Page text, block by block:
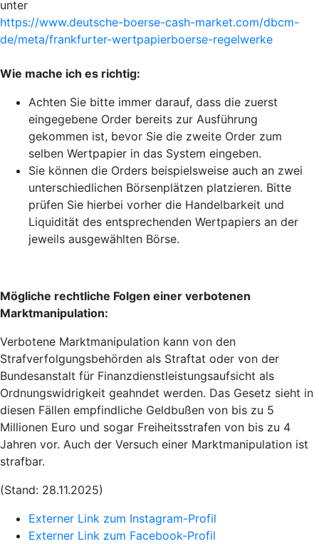
unter
https://www.deutsche-boerse-cash-market.com/dbcm-
de/meta/frankfurter-wertpapierboerse-regelwerke
Wie mache ich es richtig:
Achten Sie bitte immer darauf, dass die zuerst
eingegebene Order bereits zur Ausführung
gekommen ist, bevor Sie die zweite Order zum
selben Wertpapier in das System eingeben.
Sie können die Orders beispielsweise auch an zwei
unterschiedlichen Börsenplätzen platzieren. Bitte
prüfen Sie hierbei vorher die Handelbarkeit und
Liquidität des entsprechenden Wertpapiers an der
jeweils ausgewählten Börse.
Mögliche rechtliche Folgen einer verbotenen
Marktmanipulation:
Verbotene Marktmanipulation kann von den
Strafverfolgungsbehörden als Straftat oder von der
Bundesanstalt für Finanzdienstleistungsaufsicht als
Ordnungswidrigkeit geahndet werden. Das Gesetz sieht in
diesen Fällen empfindliche Geldbußen von bis zu 5
Millionen Euro und sogar Freiheitsstrafen von bis zu 4
Jahren vor. Auch der Versuch einer Marktmanipulation ist
strafbar.
(Stand: 28.11.2025)
Externer Link zum Instagram-Profil
Externer Link zum Facebook-Profil